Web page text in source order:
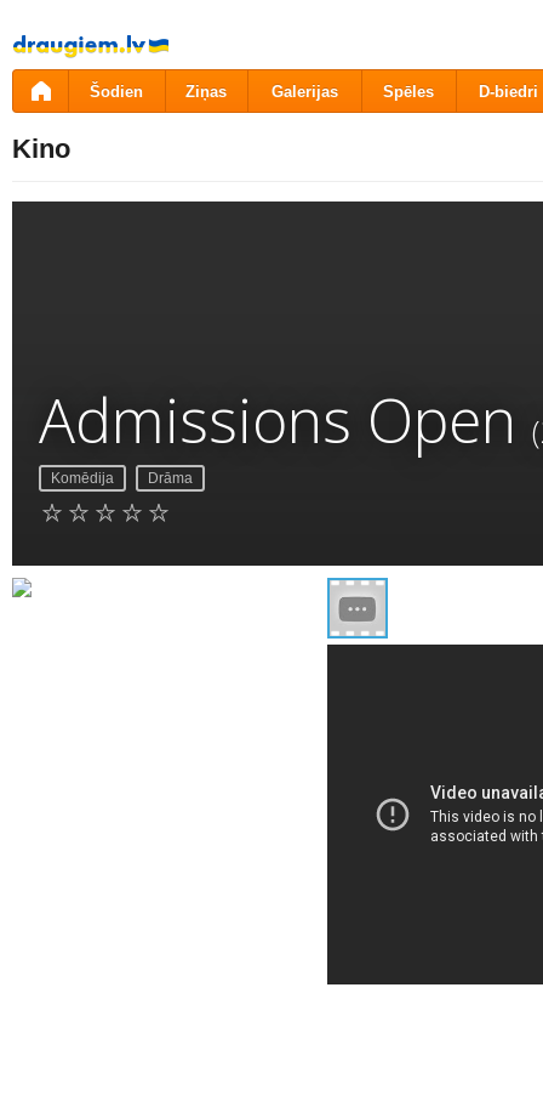
Pāriet
uz
saturu
Šodien Ziņas Galerijas Spēles D-biedri
Kino
Admissions Open
Komēdija Drāma